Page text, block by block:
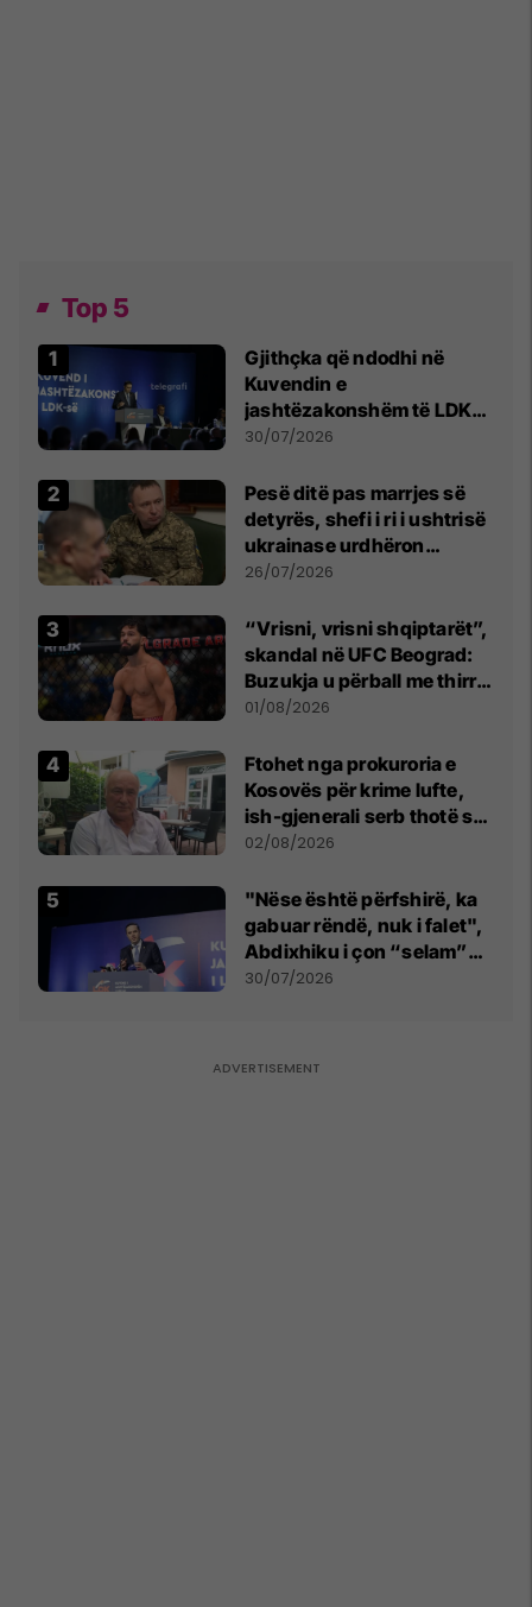
Top 5
Gjithçka që ndodhi në
Kuvendin e
jashtëzakonshëm të LDK-
së
30/07/2026
Pesë ditë pas marrjes së
detyrës, shefi i ri i ushtrisë
ukrainase urdhëron
kontroll të madh
26/07/2026
“Vrisni, vrisni shqiptarët”,
skandal në UFC Beograd:
Buzukja u përball me thirrje
anti-shqiptare nga
01/08/2026
Ftohet nga prokuroria e
Kosovës për krime lufte,
ish-gjenerali serb thotë se
dikush e tradhtoi në
02/08/2026
"Nëse është përfshirë, ka
gabuar rëndë, nuk i falet",
Abdixhiku i çon “selam”
Përparim Ramës
30/07/2026